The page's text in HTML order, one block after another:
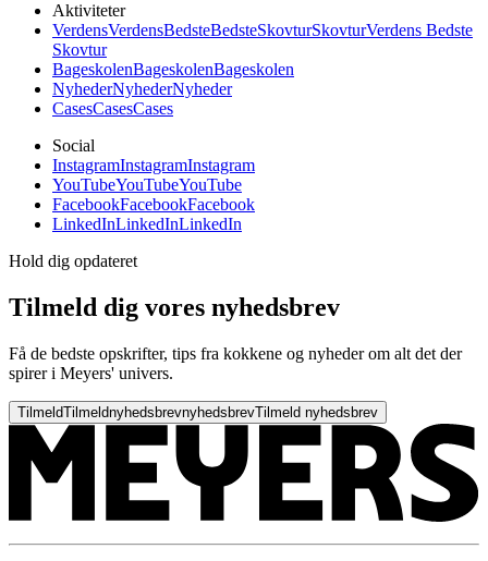
Aktiviteter
VerdensVerdensBedsteBedsteSkovturSkovturVerdens Bedste
Skovtur
BageskolenBageskolenBageskolen
NyhederNyhederNyheder
CasesCasesCases
Social
InstagramInstagramInstagram
YouTubeYouTubeYouTube
FacebookFacebookFacebook
LinkedInLinkedInLinkedIn
Hold dig opdateret
Tilmeld dig vores nyhedsbrev
Få de bedste opskrifter, tips fra kokkene og nyheder om alt det der
spirer i Meyers' univers.
TilmeldTilmeldnyhedsbrevnyhedsbrevTilmeld nyhedsbrev